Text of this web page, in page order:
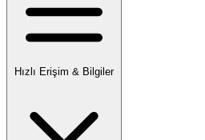
Hızlı Erişim & Bilgiler